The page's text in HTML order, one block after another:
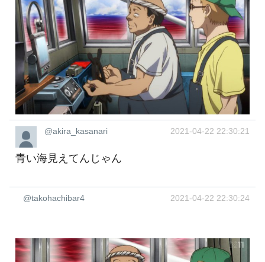
@akira_kasanari 2021-04-22 22:30:21
青い海見えてんじゃん
@takohachibar4 2021-04-22 22:30:24